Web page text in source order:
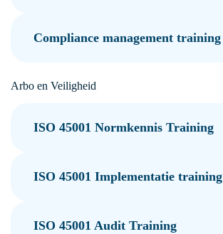
Compliance management training
Arbo en Veiligheid
ISO 45001 Normkennis Training
ISO 45001 Implementatie training
ISO 45001 Audit Training